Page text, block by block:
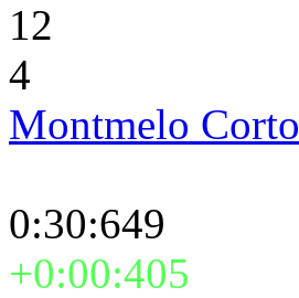
12
4
Montmelo Corto
0:30:649
+0:00:405